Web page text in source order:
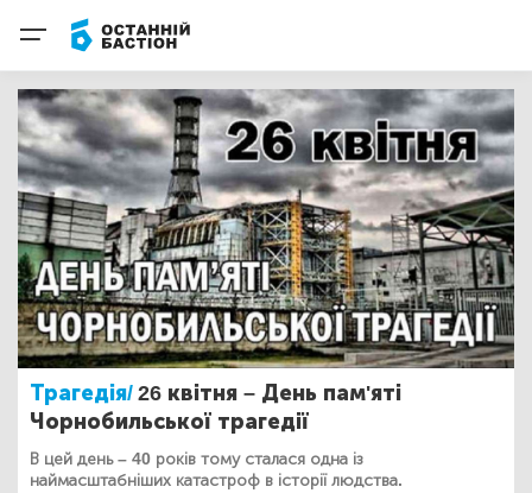
Трагедія/26 квітня – День пам'яті
Чорнобильської трагедії
В цей день – 40 років тому сталася одна із
наймасштабніших катастроф в історії людства.